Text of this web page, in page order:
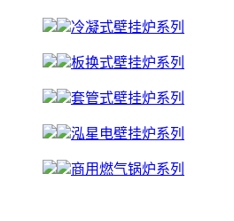
冷凝式壁挂炉系列
板换式壁挂炉系列
套管式壁挂炉系列
泓星电壁挂炉系列
商用燃气锅炉系列